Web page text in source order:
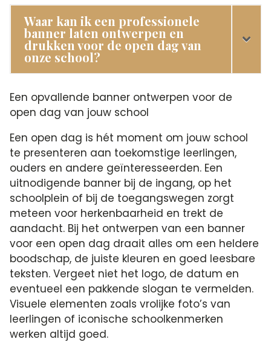
Waar kan ik een professionele
banner laten ontwerpen en
drukken voor de open dag van
onze school?
Een opvallende banner ontwerpen voor de
open dag van jouw school
Een open dag is hét moment om jouw school
te presenteren aan toekomstige leerlingen,
ouders en andere geïnteresseerden. Een
uitnodigende banner bij de ingang, op het
schoolplein of bij de toegangswegen zorgt
meteen voor herkenbaarheid en trekt de
aandacht. Bij het ontwerpen van een banner
voor een open dag draait alles om een heldere
boodschap, de juiste kleuren en goed leesbare
teksten. Vergeet niet het logo, de datum en
eventueel een pakkende slogan te vermelden.
Visuele elementen zoals vrolijke foto’s van
leerlingen of iconische schoolkenmerken
werken altijd goed.